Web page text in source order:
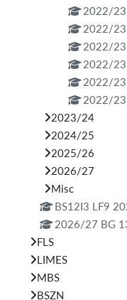
2022/23
2022/23
2022/
2022/23
2022/23
2022/23
2023/24
2024/25
2025/26
2026/27
Misc
BS12I3 LF9
2026/27 BG
FLS
LIMES
MBS
BSZN